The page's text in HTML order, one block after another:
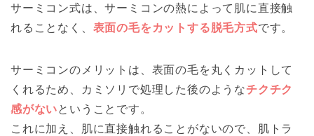
サーミコン式は、サーミコンの熱によって肌に直接触
れることなく、 表面の毛をカットする脱毛方式です。
サーミコンのメリットは、表面の毛を丸くカットして
くれるため、カミソリで処理した後のようなチクチク
感がないということです。
これに加え、肌に直接触れることがないので、肌トラ